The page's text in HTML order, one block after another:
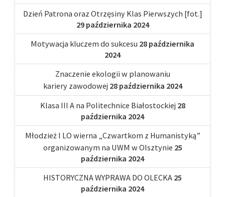
Dzień Patrona oraz Otrzęsiny Klas Pierwszych [fot.]
29 października 2024
Motywacja kluczem do sukcesu 28 października
2024
Znaczenie ekologii w planowaniu
kariery zawodowej 28 października 2024
Klasa III A na Politechnice Białostockiej 28
października 2024
Młodzież I LO wierna „Czwartkom z Humanistyką”
organizowanym na UWM w Olsztynie 25
października 2024
HISTORYCZNA WYPRAWA DO OLECKA 25
października 2024